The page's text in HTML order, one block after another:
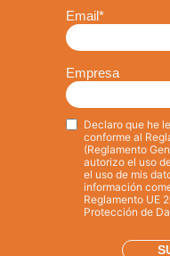
Email*
Empresa
Privacy*
Declaro que he
conforme al
(Reglamento
autorizo el uso de
el uso de mis
información
Reglamento UE
Protección de